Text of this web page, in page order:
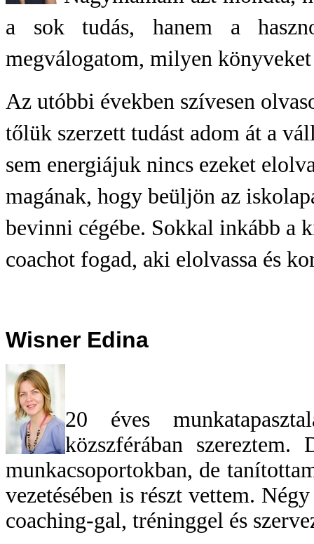
a sok tudás, hanem a
megválogatom, milyen
Az utóbbi években szívesen
tőlük szerzett tudást adom át a
sem energiájuk nincs ezeket
magának, hogy beüljön az
bevinni cégébe. Sokkal inkább a
coachot fogad, aki elolvassa és
Wisner Edina
20 éves
közszférában szereztem.
munkacsoportokban, de
vezetésében is részt vettem.
coaching-gal, tréninggel és